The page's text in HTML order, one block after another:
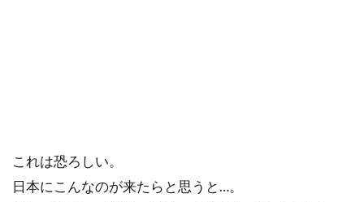
これは恐ろしい。
日本にこんなのが来たらと思うと…。